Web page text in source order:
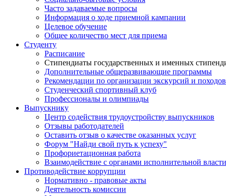
Часто задаваемые вопросы
Информация о ходе приемной кампании
Целевое обучение
Общее количество мест для приема
Студенту
Расписание
Стипендиаты государственных и именных
Дополнительные общеразвивающие программы
Рекомендации по организации экскурсий и походов
Студенческий спортивный клуб
Профессионалы и олимпиады
Выпускнику
Центр содействия трудоустройству выпускников
Отзывы работодателей
Оставить отзыв о качестве оказанных услуг
Форум "Найди свой путь к успеху"
Профориетационная работа
Взаимодействие с органами исполнительной власти
Противодействие коррупции
Нормативно - правовые акты
Деятельность комиссии